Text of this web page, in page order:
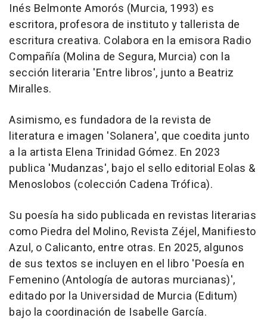
Inés Belmonte Amorós (Murcia, 1993) es
escritora, profesora de instituto y tallerista de
escritura creativa. Colabora en la emisora Radio
Compañía (Molina de Segura, Murcia) con la
sección literaria 'Entre libros', junto a Beatriz
Miralles.
Asimismo, es fundadora de la revista de
literatura e imagen 'Solanera', que coedita junto
a la artista Elena Trinidad Gómez. En 2023
publica 'Mudanzas', bajo el sello editorial Eolas &
Menoslobos (colección Cadena Trófica).
Su poesía ha sido publicada en revistas literarias
como Piedra del Molino, Revista Zéjel, Manifiesto
Azul, o Calicanto, entre otras. En 2025, algunos
de sus textos se incluyen en el libro 'Poesía en
Femenino (Antología de autoras murcianas)',
editado por la Universidad de Murcia (Editum)
bajo la coordinación de Isabelle García.